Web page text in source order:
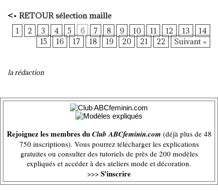
<• RETOUR sélection maille
1
2 3 4 5 6 7 8 9 10 11 12 13
14
15
16 17 18 19 20 21 22 Suivant »
la rédaction
Rejoignez les membres duClub ABCfeminin.com (déjà plus de 48
750 inscriptions). Vous pourrez télécharger les explications
gratuites ou consulter des tutoriels de près de 200 modèles
expliqués et accéder à des ateliers mode et décoration.
>>> S'inscrire